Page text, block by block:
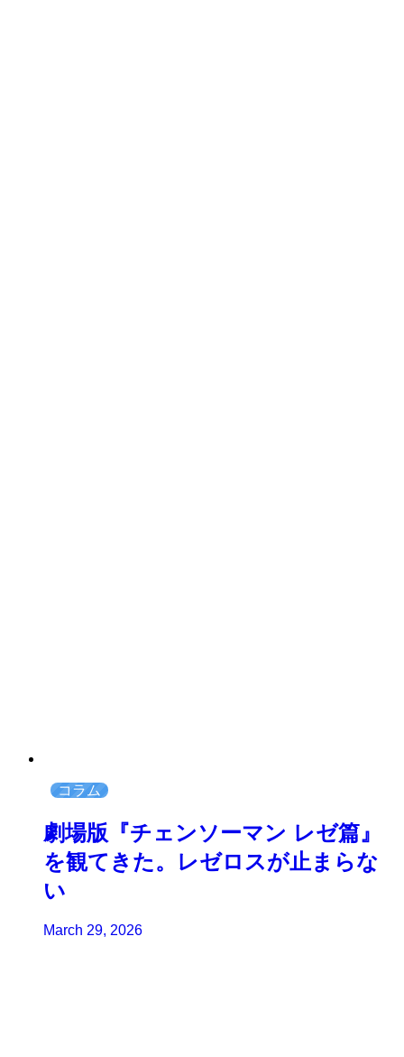
コラム
劇場版『チェンソーマン レゼ篇』
を観てきた。レゼロスが止まらな
い
March 29, 2026